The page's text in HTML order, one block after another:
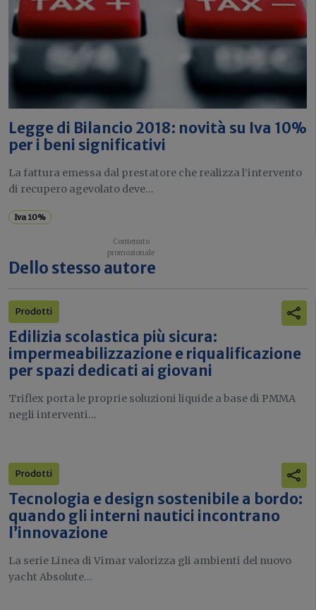
Legge di Bilancio 2018: novità su Iva 10%
per i beni significativi
La fattura emessa dal prestatore che realizza l’intervento
di recupero agevolato deve...
Iva 10%
Dello stesso autore
Prodotti
Edilizia scolastica più sicura:
impermeabilizzazione e riqualificazione
per spazi dedicati ai giovani
Triflex porta le proprie soluzioni liquide a base di PMMA
negli interventi...
Prodotti
Tecnologia e design sostenibile a bordo:
quando gli interni nautici incontrano
l’innovazione
La serie Linea di Vimar valorizza gli ambienti del nuovo
yacht Absolute...